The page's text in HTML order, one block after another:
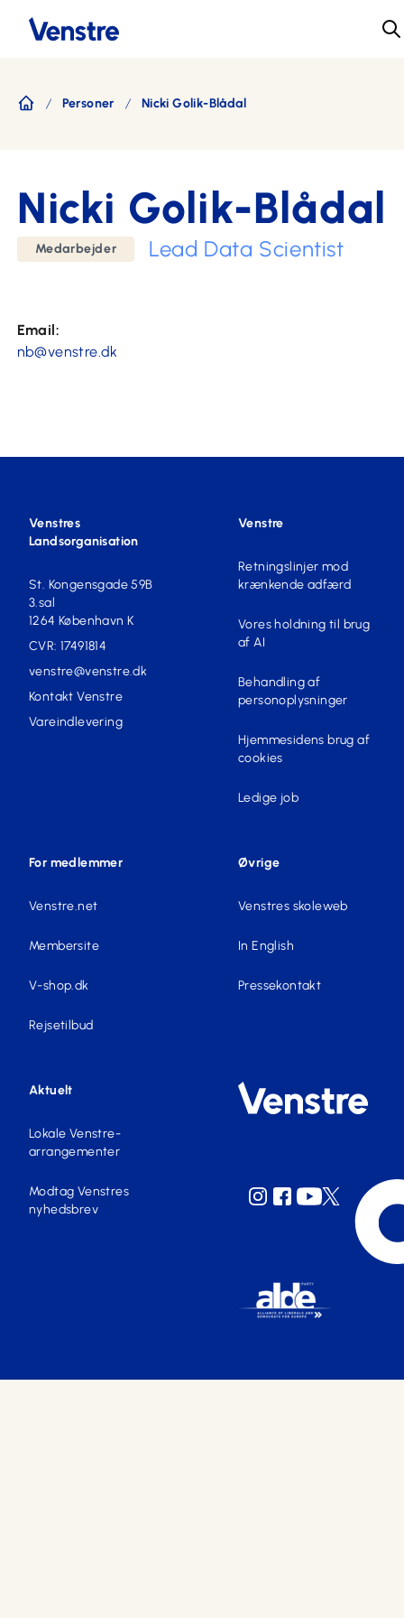
Personer Nicki Golik-Blådal
Nicki Golik-Blådal
Medarbejder Lead Data Scientist
Email:
nb@venstre.dk
Venstres
Landsorganisation
St. Kongensgade 59B
3.sal
1264 København K
CVR: 17491814
venstre@venstre.dk
Kontakt Venstre
Vareindlevering
Venstre
Retningslinjer mod
krænkende adfærd
Vores holdning til brug
af AI
Behandling af
personoplysninger
Hjemmesidens brug af
cookies
Ledige job
For medlemmer
Venstre.net
Membersite
V-shop.dk
Rejsetilbud
Øvrige
Venstres skoleweb
In English
Pressekontakt
Aktuelt
Lokale Venstre-
arrangementer
Modtag Venstres
nyhedsbrev